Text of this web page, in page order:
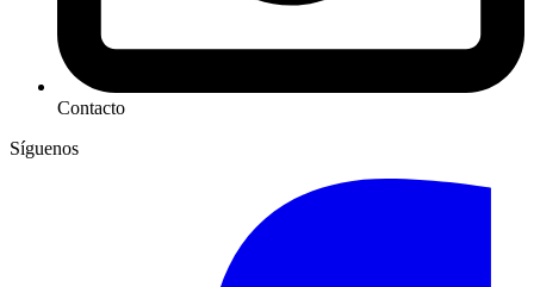
Contacto
Síguenos